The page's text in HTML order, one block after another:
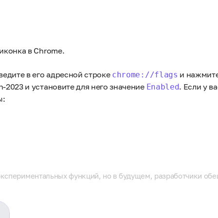
в Chrome.
в его адресной строке chrome://flags и
и установите для него значение Enabled. Если у
функций, но в будущем, разработчики